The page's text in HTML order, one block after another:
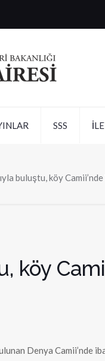
SSS
buluştu, köy
köy
Denya Camii’nde